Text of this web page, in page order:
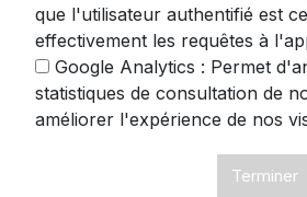
que l'utilisateur authentifié est
effectivement les requêtes à
Google Analytics : Permet
statistiques de consultation de
améliorer l'expérience de nos
Terminer